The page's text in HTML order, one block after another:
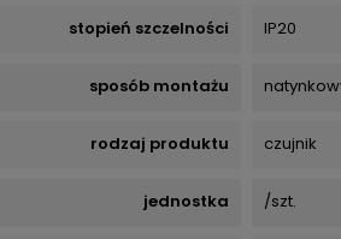
stopień szczelności IP20
sposób montażu
rodzaj produktu czujnik
jednostka /szt.